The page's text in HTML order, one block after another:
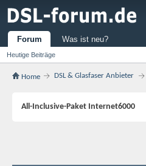
Forum
Heutige Beiträge
Was ist neu?
Home DSL & Glasfaser Anbieter
All-Inclusive-Paket Internet6000